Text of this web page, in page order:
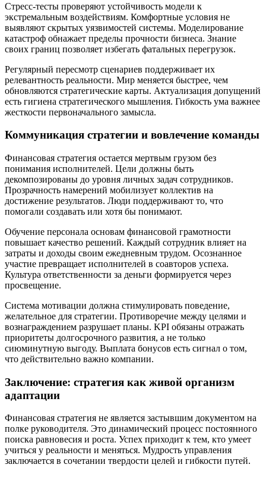
Стресс-тесты проверяют устойчивость модели к
экстремальным воздействиям. Комфортные условия не
выявляют скрытых уязвимостей системы. Моделирование
катастроф обнажает пределы прочности бизнеса. Знание
своих границ позволяет избегать фатальных перегрузок.
Регулярный пересмотр сценариев поддерживает их
релевантность реальности. Мир меняется быстрее, чем
обновляются стратегические карты. Актуализация допущений
есть гигиена стратегического мышления. Гибкость ума важнее
жесткости первоначального замысла.
Коммуникация стратегии и вовлечение команды
Финансовая стратегия остается мертвым грузом без
понимания исполнителей. Цели должны быть
декомпозированы до уровня личных задач сотрудников.
Прозрачность намерений мобилизует коллектив на
достижение результатов. Люди поддерживают то, что
помогали создавать или хотя бы понимают.
Обучение персонала основам финансовой грамотности
повышает качество решений. Каждый сотрудник влияет на
затраты и доходы своим ежедневным трудом. Осознанное
участие превращает исполнителей в соавторов успеха.
Культура ответственности за деньги формируется через
просвещение.
Система мотивации должна стимулировать поведение,
желательное для стратегии. Противоречие между целями и
вознаграждением разрушает планы. KPI обязаны отражать
приоритеты долгосрочного развития, а не только
сиюминутную выгоду. Выплата бонусов есть сигнал о том,
что действительно важно компании.
Заключение: стратегия как живой организм
адаптации
Финансовая стратегия не является застывшим документом на
полке руководителя. Это динамический процесс постоянного
поиска равновесия и роста. Успех приходит к тем, кто умеет
учиться у реальности и меняться. Мудрость управления
заключается в сочетании твердости целей и гибкости путей.